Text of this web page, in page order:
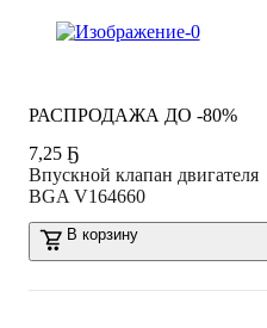
РАСПРОДАЖА ДО -80%
7,25 Ҕ
Впускной клапан двигателя
BGA V164660
В корзину